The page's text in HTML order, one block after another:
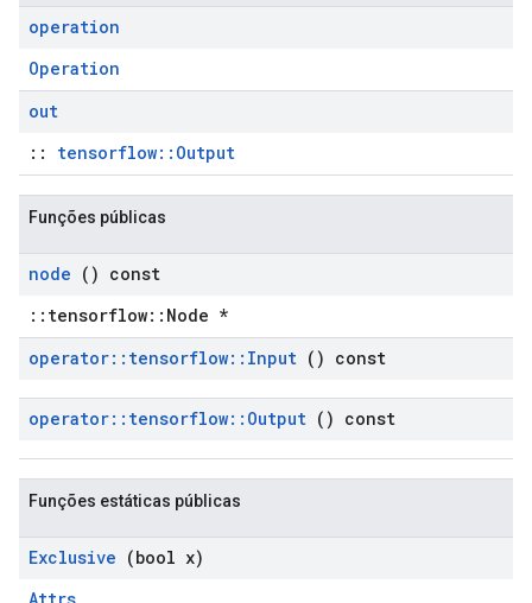
operation
Operation
out
:: tensorflow::Output
Funções públicas
node () const
::tensorflow::Node *
operator:: tensorflow:: Input () const
operator:: tensorflow:: Output () const
Funções estáticas públicas
Exclusive (bool x)